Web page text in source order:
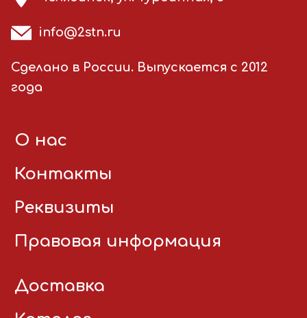
info@2stn.ru
Сделано в России. Выпускается с 2012
года
О нас
Контакты
Реквизиты
Правовая информация
Доставка